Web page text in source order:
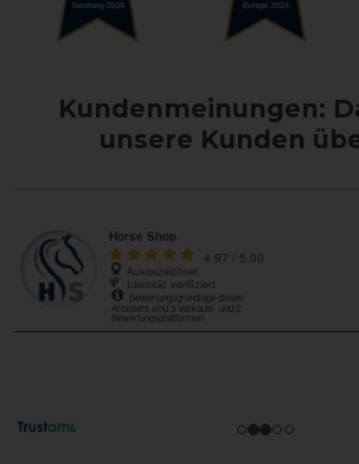
Kundenmeinungen:
unsere Kunden